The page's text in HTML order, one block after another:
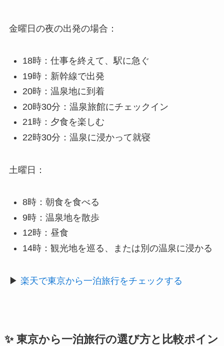
金曜日の夜の出発の場合：
18時：仕事を終えて、駅に急ぐ
19時：新幹線で出発
20時：温泉地に到着
20時30分：温泉旅館にチェックイン
21時：夕食を楽しむ
22時30分：温泉に浸かって就寝
土曜日：
8時：朝食を食べる
9時：温泉地を散歩
12時：昼食
14時：観光地を巡る、または別の温泉に浸かる
▶ 楽天で東京から一泊旅行をチェックする
✨ 東京から一泊旅行の選び方と比較ポイン